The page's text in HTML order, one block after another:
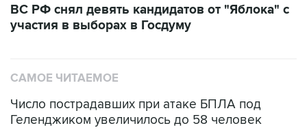
ВС РФ снял девять кандидатов от "Яблока" с
участия в выборах в Госдуму
САМОЕ ЧИТАЕМОЕ
Число пострадавших при атаке БПЛА под
Геленджиком увеличилось до 58 человек